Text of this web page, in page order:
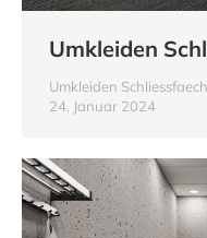
Umkleiden
Umkleiden
24. Januar 2024